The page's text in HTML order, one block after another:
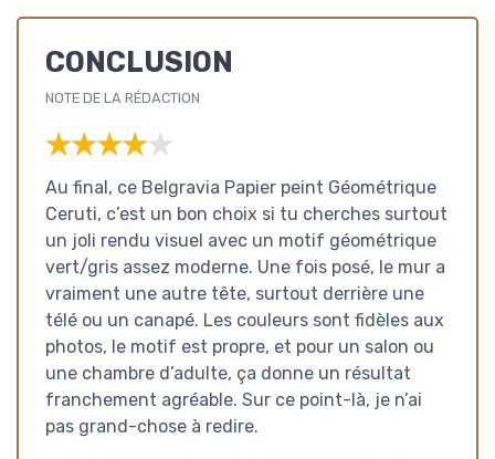
CONCLUSION
NOTE DE LA RÉDACTION
★★★★★
★★★★★
Au final, ce Belgravia Papier peint Géométrique
Ceruti, c’est un bon choix si tu cherches surtout
un joli rendu visuel avec un motif géométrique
vert/gris assez moderne. Une fois posé, le mur a
vraiment une autre tête, surtout derrière une
télé ou un canapé. Les couleurs sont fidèles aux
photos, le motif est propre, et pour un salon ou
une chambre d’adulte, ça donne un résultat
franchement agréable. Sur ce point-là, je n’ai
pas grand-chose à redire.